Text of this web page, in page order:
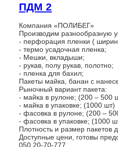
ПДМ 2
Компания «ПОЛИБЕГ»
Производим разнообразную
- перфорация пленки (
- термо усадочная пленка;
- Мешки, вкладыши;
- рукав, полу рукав, полотно;
- пленка для бахил;
Пакеты майка, банан с
Рыночный вариант пакета:
- майка в рулоне; (200 – 500
- майка в упаковке; (1000 шт)
- фасовка в рулоне; (200 –
- фасовка в упаковке; (1000
Плотность и размер пакетов
Доступные цени, готовы
050 20-70-777